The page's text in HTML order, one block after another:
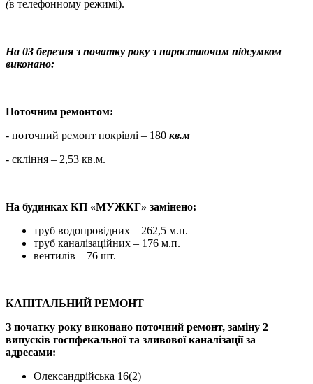
(в телефонному режимі).
На 03 березня з початку року з наростаючим підсумком
виконано:
Поточним ремонтом:
- поточний ремонт покрівлі – 180 кв.м
- скління – 2,53 кв.м.
На будинках КП «МУЖКГ» замінено:
труб водопровідних – 262,5 м.п.
труб каналізаційних – 176 м.п.
вентилів – 76 шт.
КАПІТАЛЬНИЙ РЕМОНТ
З початку року виконано поточний ремонт, заміну 2
випусків госпфекальної та зливової каналізації за
адресами:
Олександрійська 16(2)